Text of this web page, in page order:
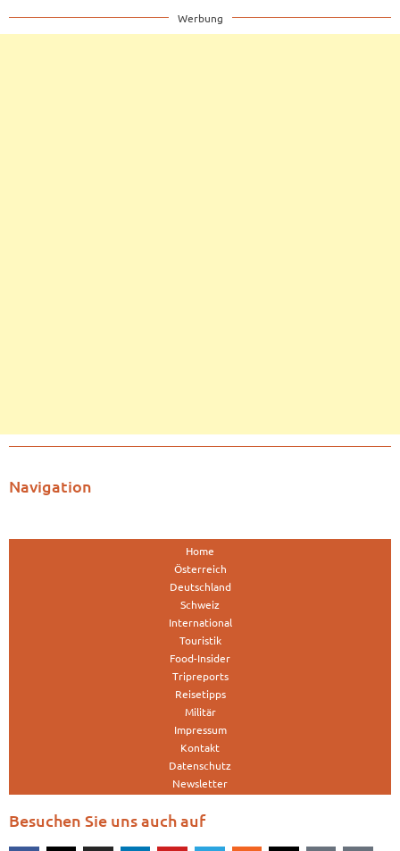
Werbung
Navigation
Home
Österreich
Deutschland
Schweiz
International
Touristik
Food-Insider
Tripreports
Reisetipps
Militär
Impressum
Kontakt
Datenschutz
Newsletter
Besuchen Sie uns auch auf